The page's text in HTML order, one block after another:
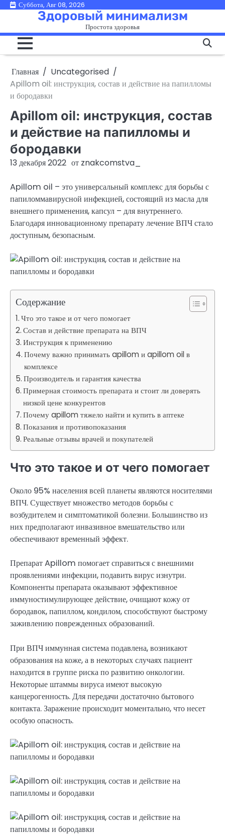
ПерейтиСуббота, Авг 08, 2026
Здоровый минимализм
Простота здоровья
Главная
Uncategorised
Apillom oil: инструкция, состав и действие на папилломы
и бородавки
Apillom oil: инструкция, состав
и действие на папилломы и
бородавки
13 декабря 2022 от znakcomstva_
Apillom oil – это универсальный комплекс для борьбы с
папиломмавирусной инфекцией, состоящий из масла для
внешнего применения, капсул – для внутреннего.
Благодаря инновационному препарату лечение ВПЧ стало
доступным, безопасным.
Содержание
Что это такое и от чего помогает
Состав и действие препарата на ВПЧ
Инструкция к применению
Почему важно принимать apillom и apillom oil в
комплексе
Производитель и гарантия качества
Примерная стоимость препарата и стоит ли доверять
низкой цене конкурентов
Почему apillom тяжело найти и купить в аптеке
Показания и противопоказания
Реальные отзывы врачей и покупателей
Что это такое и от чего помогает
Около 95% населения всей планеты являются носителями
ВПЧ. Существует множество методов борьбы с
возбудителем и симптоматикой болезни. Большинство из
них предполагают инвазивное вмешательство или
обеспечивают временный эффект.
Препарат Apillom помогает справиться с внешними
проявлениями инфекции, подавить вирус изнутри.
Компоненты препарата оказывают эффективное
иммуностимулирующее действие, очищают кожу от
бородавок, папиллом, кондилом, способствуют быстрому
заживлению поврежденных образований.
При ВПЧ иммунная система подавлена, возникают
образования на коже, а в некоторых случаях пациент
находится в группе риска по развитию онкологии.
Некоторые штаммы вируса имеют высокую
канцерогенность. Для передачи достаточно бытового
контакта. Заражение происходит моментально, что несет
особую опасность.